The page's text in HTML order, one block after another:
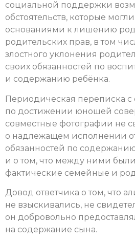
социальной поддержки
обстоятельств, которые
основаниями к лишению
родительских прав, в том
злостного уклонения
своих обязанностей по
и содержанию ребёнка.
Периодическая переписка с
по достижении юношей
совместные фотографии не
о надлежащем исполнении
обязанностей по
и о том, что между ними
фактические семейные и
Довод ответчика о том, что
не взыскивались, не
он добровольно
на содержание сына.